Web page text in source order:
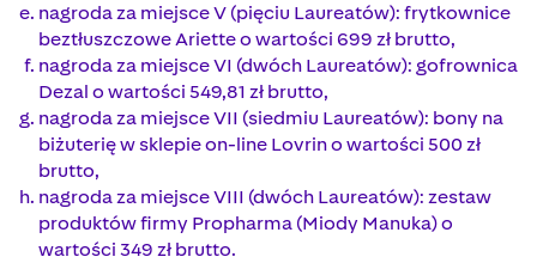
nagroda za miejsce V (pięciu Laureatów): frytkownice
beztłuszczowe Ariette o wartości 699 zł brutto,
nagroda za miejsce VI (dwóch Laureatów): gofrownica
Dezal o wartości 549,81 zł brutto,
nagroda za miejsce VII (siedmiu Laureatów): bony na
biżuterię w sklepie on-line Lovrin o wartości 500 zł
brutto,
nagroda za miejsce VIII (dwóch Laureatów): zestaw
produktów firmy Propharma (Miody Manuka) o
wartości 349 zł brutto.